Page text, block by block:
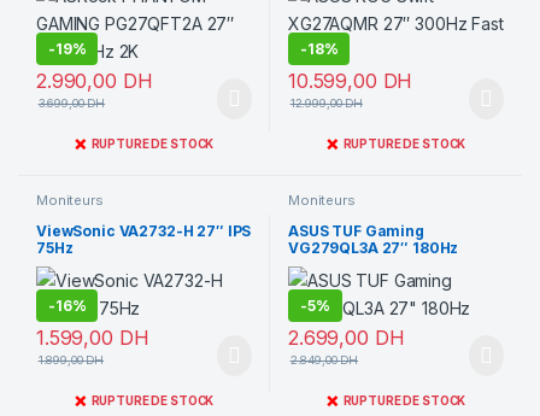
-19%
2.990,00 DH
3.699,00DH
❌ RUPTURE DE STOCK
-18%
10.599,00 DH
12.999,00DH
❌ RUPTURE DE STOCK
Moniteurs
ViewSonic VA2732-H 27″ IPS
75Hz
-16%
1.599,00 DH
1.899,00DH
❌ RUPTURE DE STOCK
Moniteurs
ASUS TUF Gaming
VG279QL3A 27″ 180Hz
-5%
2.699,00 DH
2.849,00DH
❌ RUPTURE DE STOCK